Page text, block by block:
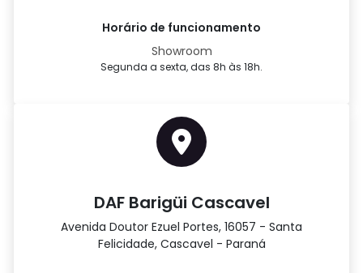
Horário de funcionamento
Showroom
Segunda a sexta, das 8h às 18h.
DAF Barigüi Cascavel
Avenida Doutor Ezuel Portes, 16057 - Santa
Felicidade, Cascavel - Paraná